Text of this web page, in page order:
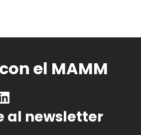
el MAMM
al newsletter